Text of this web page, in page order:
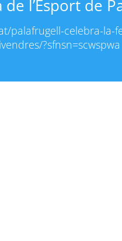
l’Esport de
palafrugell-celebra-la-
?sfnsn=scwspwa